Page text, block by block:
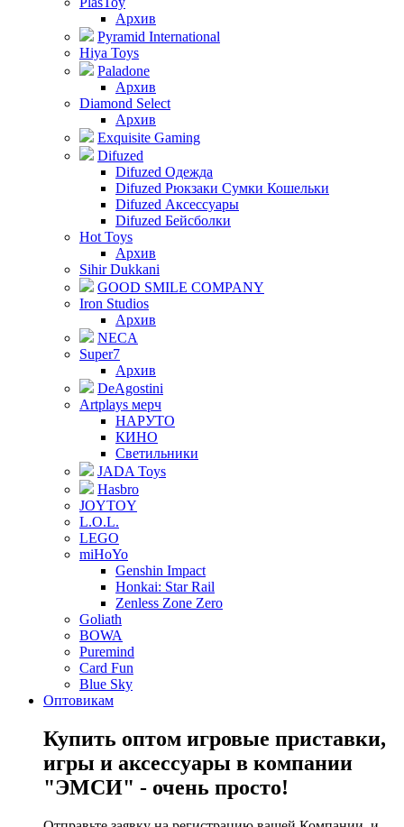
Архив
Pyramid International
Hiya Toys
Paladone
Архив
Diamond Select
Архив
Exquisite Gaming
Difuzed
Difuzed Одежда
Difuzed Рюкзаки Сумки Кошельки
Difuzed Аксессуары
Difuzed Бейсболки
Hot Toys
Архив
Sihir Dukkani
GOOD SMILE COMPANY
Iron Studios
Архив
NECA
Super7
Архив
DeAgostini
Artplays мерч
НАРУТО
КИНО
Светильники
JADA Toys
Hasbro
JOYTOY
L.O.L.
LEGO
miHoYo
Genshin Impact
Honkai: Star Rail
Zenless Zone Zero
Goliath
BOWA
Puremind
Card Fun
Blue Sky
Оптовикам
Купить оптом игровые приставки,
игры и аксессуары в компании
"ЭМСИ" - очень просто!